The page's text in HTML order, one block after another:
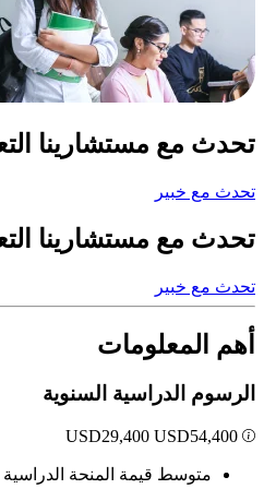
تحدث مع مستشارينا
تحدث مع خبير
تحدث مع مستشارينا
تحدث مع خبير
أهم المعلومات
الرسوم الدراسية السنوية
USD29,400 USD54,400
متوسط قيمة المنحة الدراسية هو 25,000